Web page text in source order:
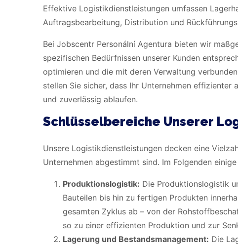
Effektive Logistikdienstleistungen umfassen
Auftragsbearbeitung, Distribution und
Bei Jobscentr Personální Agentura bieten wir
spezifischen Bedürfnissen unserer Kunden
optimieren und die mit deren Verwaltung
stellen Sie sicher, dass Ihr Unternehmen
und zuverlässig ablaufen.
Schlüsselbereiche Unserer
Unsere Logistikdienstleistungen decken eine
Unternehmen abgestimmt sind. Im Folgenden
Produktionslogistik: Die Produktionslogistik
Bauteilen bis hin zu fertigen Produkten
gesamten Zyklus ab – von der
so zu einer effizienten Produktion und zur
Lagerung und Bestandsmanagement: Die